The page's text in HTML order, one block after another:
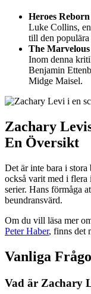
Heroes
Luke Collins,
till den populära
The
Inom denna
Benjamin
Midge Maisel.
Zachary
En Översikt
Det är inte bara i
också varit med i
serier. Hans förmåga
beundransvärd.
Om du vill läsa mer
Peter Haber, finns det
Vanliga
Vad är Zachary